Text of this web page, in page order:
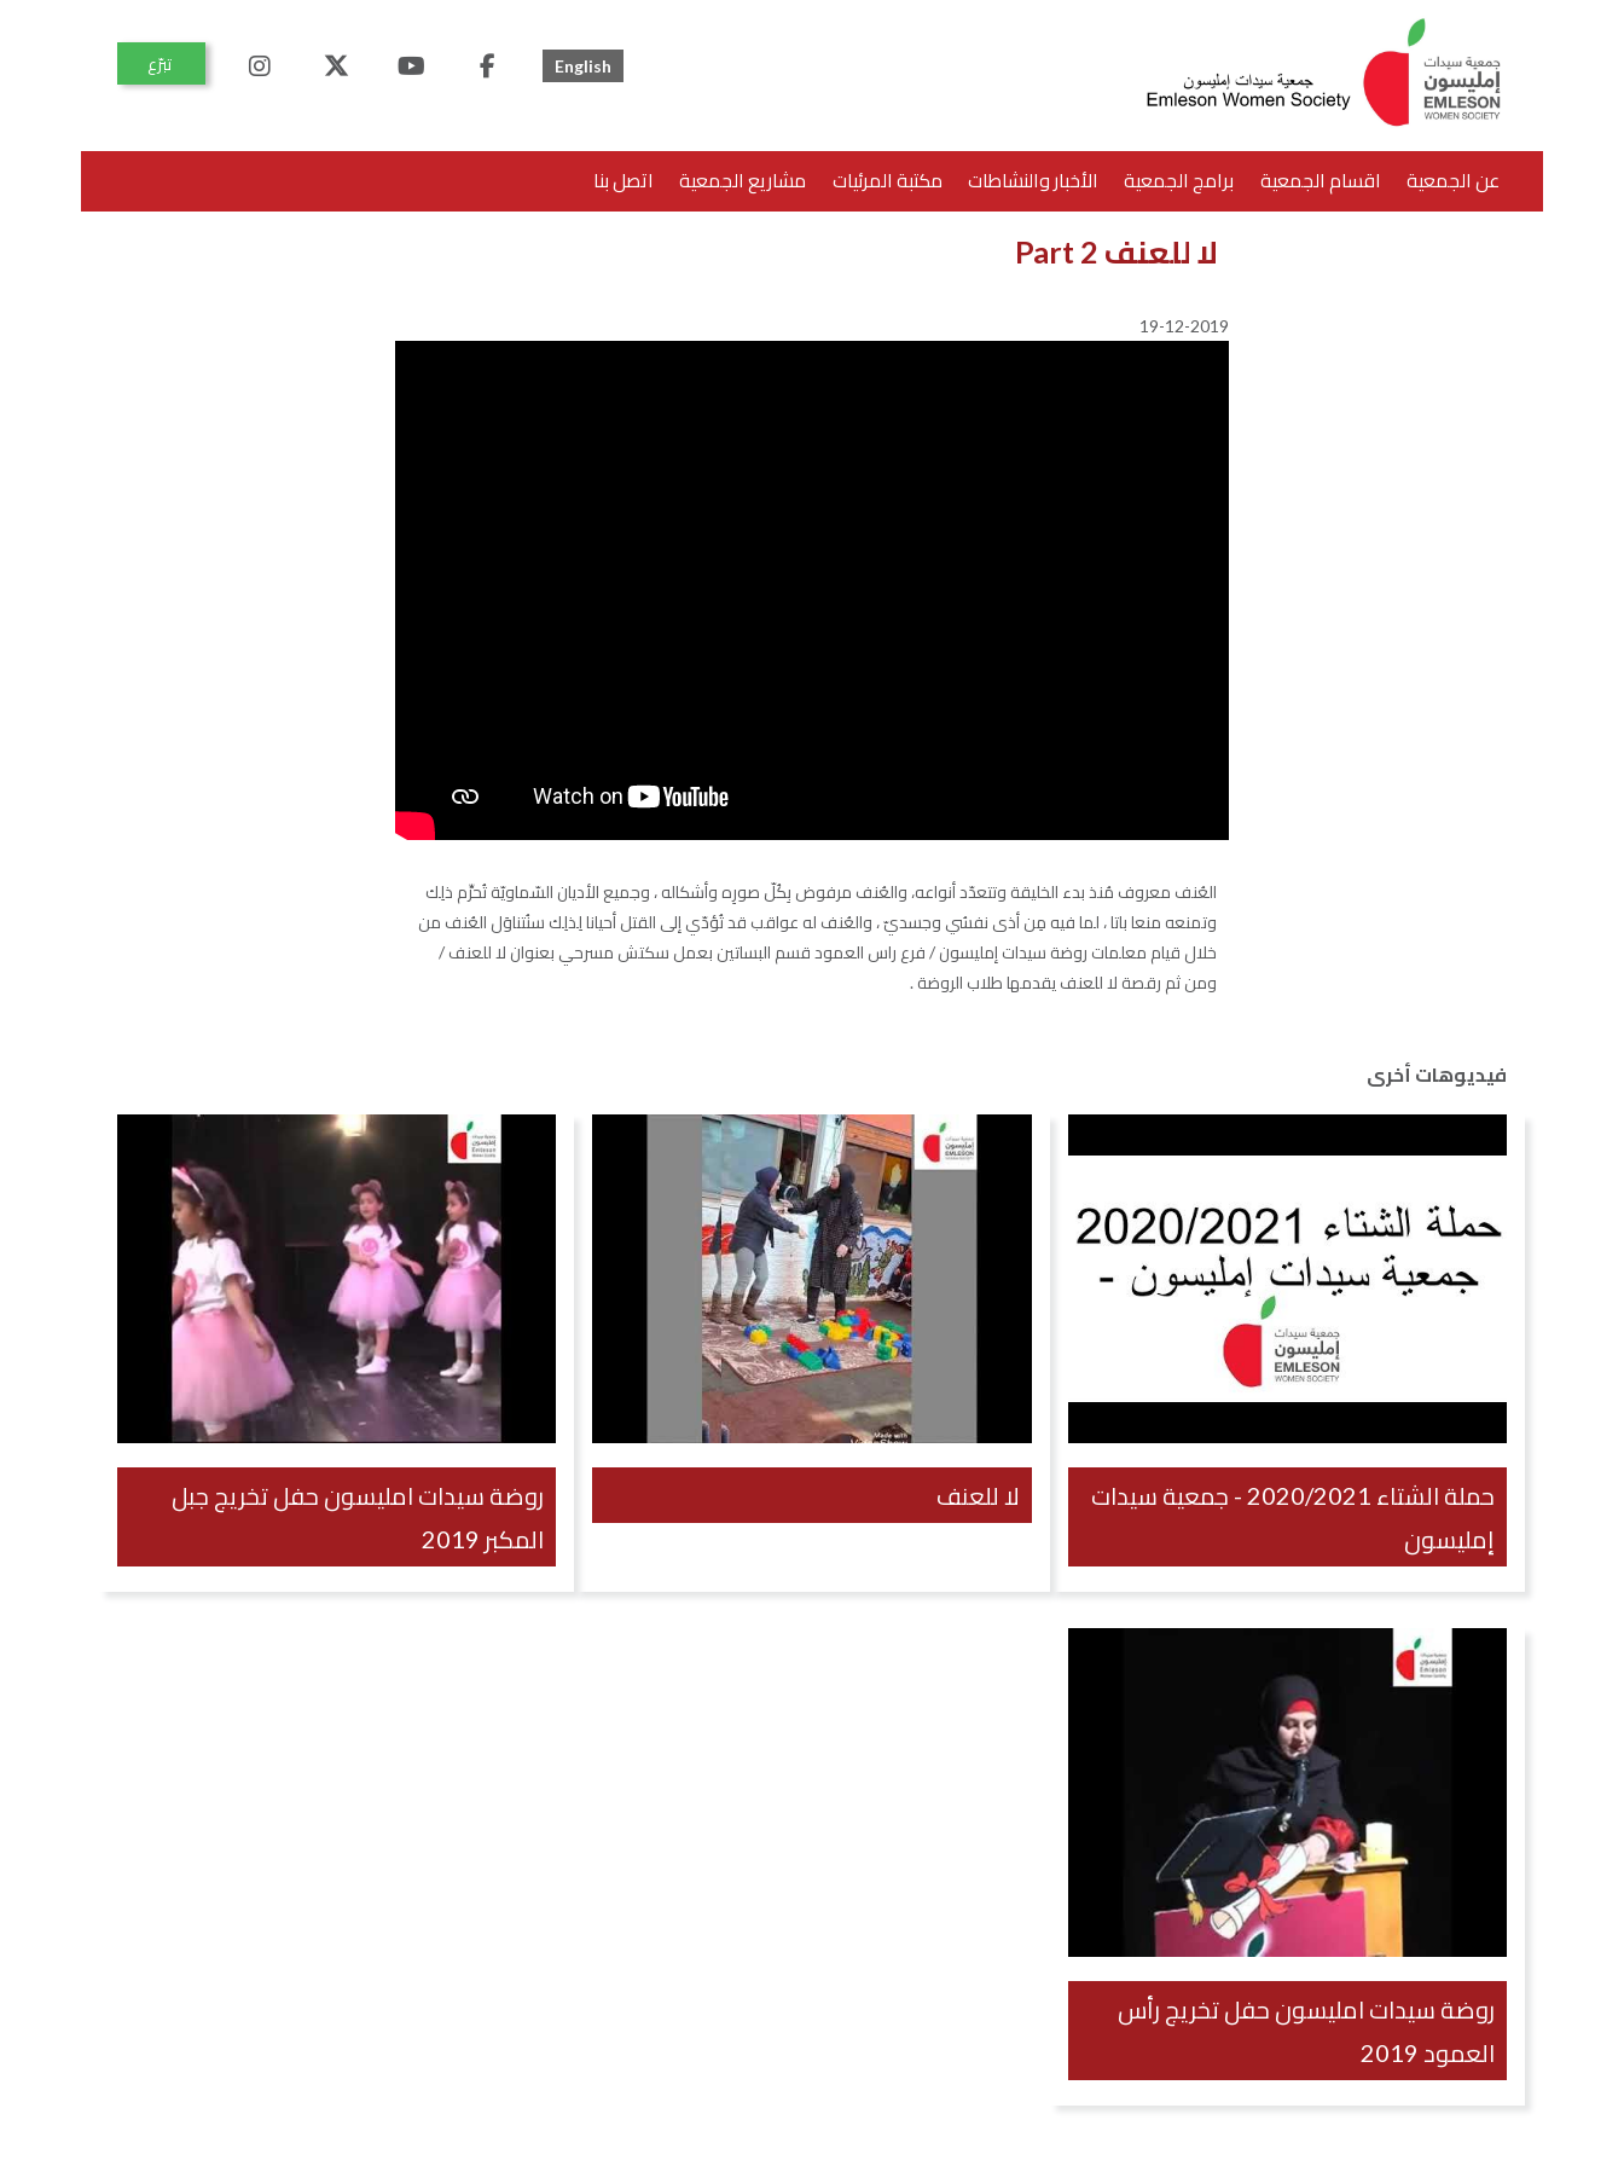
تبرّع English
عن الجمعية اقسام الجمعية برامج الجمعية الأخبار والنشاطات مكتبة المرئيات مشاريع الجمعية اتصل بنا
لا للعنف Part 2
اتصل بنا خريطة الموقع
19-12-2019
العُنف معروف مُنذ بدء الخليقة وتتعدّد أنواعه، والعُنف مرفوض بِكُلّ صورِه وأشكاله ، وجميع الأديان السّماويّة تُحرِّم ذلِك
وتمنعه منعا باتا ، لما فيه مِن أذى نفسُي وجسديّ ، والعُنف له عواقب قد تُؤدّي إلى القتل أحيانا لِذلِك سنُتناوَل العُنف من
خلال قيام معلمات روضة سيدات إمليسون / فرع راس العمود قسم البساتين بعمل سكتش مسرحي بعنوان لا للعنف /
ومن ثم رقصة لا للعنف يقدمها طلاب الروضة .
فيديوهات أخرى
حملة الشتاء 2020/2021 - جمعية سيدات
إمليسون
لا للعنف
روضة سيدات امليسون حفل تخريج جبل
المكبر 2019
روضة سيدات امليسون حفل تخريج رأس
العمود 2019